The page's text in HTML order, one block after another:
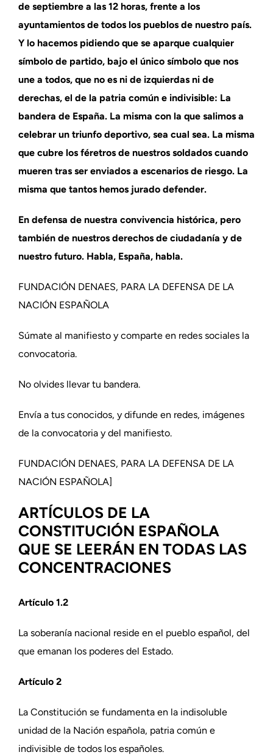
de septiembre a las 12 horas, frente a los
ayuntamientos de todos los pueblos de nuestro país.
Y lo hacemos pidiendo que se aparque cualquier
símbolo de partido, bajo el único símbolo que nos
une a todos, que no es ni de izquierdas ni de
derechas, el de la patria común e indivisible: La
bandera de España. La misma con la que salimos a
celebrar un triunfo deportivo, sea cual sea. La misma
que cubre los féretros de nuestros soldados cuando
mueren tras ser enviados a escenarios de riesgo. La
misma que tantos hemos jurado defender.
En defensa de nuestra convivencia histórica, pero
también de nuestros derechos de ciudadanía y de
nuestro futuro. Habla, España, habla.
FUNDACIÓN DENAES, PARA LA DEFENSA DE LA
NACIÓN ESPAÑOLA
Súmate al manifiesto y comparte en redes sociales la
convocatoria.
No olvides llevar tu bandera.
Envía a tus conocidos, y difunde en redes, imágenes
de la convocatoria y del manifiesto.
FUNDACIÓN DENAES, PARA LA DEFENSA DE LA
NACIÓN ESPAÑOLA]
ARTÍCULOS DE LA
CONSTITUCIÓN ESPAÑOLA
QUE SE LEERÁN EN TODAS LAS
CONCENTRACIONES
Artículo 1.2
La soberanía nacional reside en el pueblo español, del
que emanan los poderes del Estado.
Artículo 2
La Constitución se fundamenta en la indisoluble
unidad de la Nación española, patria común e
indivisible de todos los españoles.